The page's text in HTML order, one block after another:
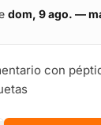
dom, 9 ago. —
con